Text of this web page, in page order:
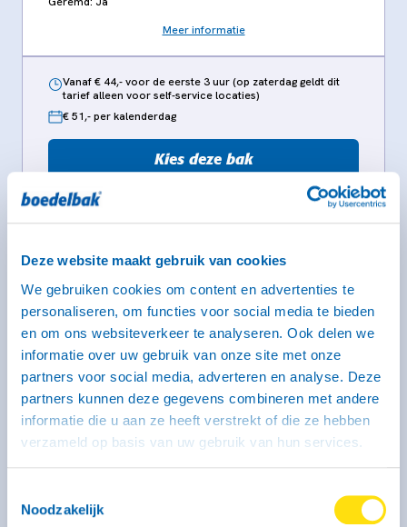
Deze website maakt gebruik van cookies
We gebruiken cookies om content en advertenties te
personaliseren, om functies voor social media te bieden
en om ons websiteverkeer te analyseren. Ook delen we
informatie over uw gebruik van onze site met onze
partners voor social media, adverteren en analyse. Deze
partners kunnen deze gegevens combineren met andere
informatie die u aan ze heeft verstrekt of die ze hebben
verzameld op basis van uw gebruik van hun services.
Noodzakelijk
Meer informatie
Vanaf € 44,- voor de eerste 3 uur (op zaterdag geldt dit
tarief alleen voor self-service locaties)
€ 51,- per kalenderdag
Kies deze bak
dubbelas gesloten (geremd)
Groot 296 x 131 x 150 cm
Rijbewijs B of BE